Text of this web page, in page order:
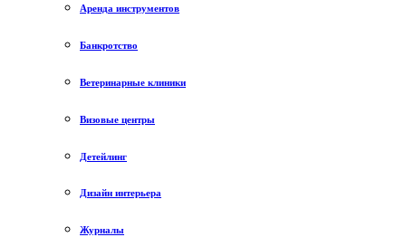
Аренда инструментов
Банкротство
Ветеринарные клиники
Визовые центры
Детейлинг
Дизайн интерьера
Журналы